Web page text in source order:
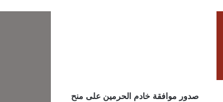
صدور موافقة خادم الحرمين على منح